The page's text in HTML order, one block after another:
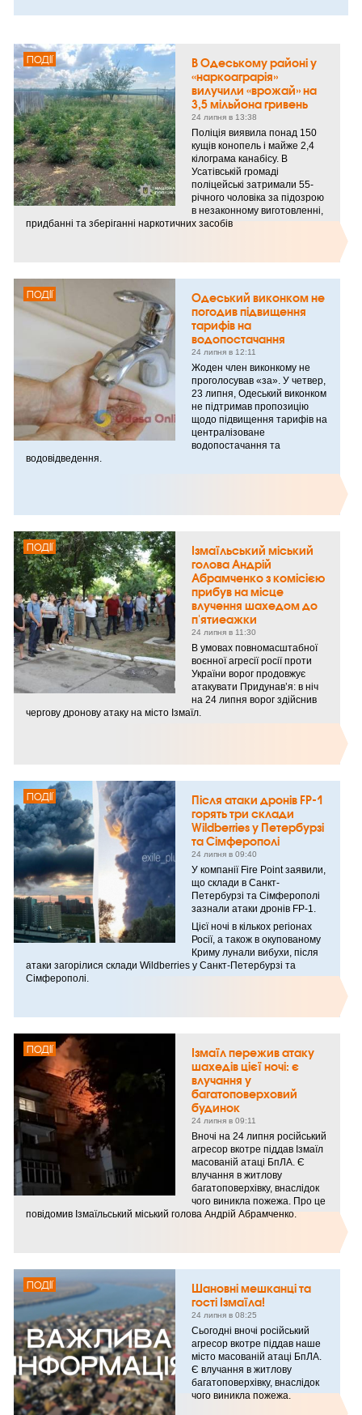
ПОДІЇ
В Одеському районі у
«наркоаграрія»
вилучили «врожай» на
3,5 мільйона гривень
24 липня в 13:38
Поліція виявила понад 150
кущів конопель і майже 2,4
кілограма канабісу. В
Усатівській громаді
поліцейські затримали 55-
річного чоловіка за підозрою
в незаконному виготовленні,
придбанні та зберіганні наркотичних засобів
ПОДІЇ
Одеський виконком не
погодив підвищення
тарифів на
водопостачання
24 липня в 12:11
Жоден член виконкому не
проголосував «за». У четвер,
23 липня, Одеський виконком
не підтримав пропозицію
щодо підвищення тарифів на
централізоване
водопостачання та
водовідведення.
ПОДІЇ
Ізмаїльський міський
голова Андрій
Абрамченко з комісією
прибув на місце
влучення шахедом до
п'ятиеажки
24 липня в 11:30
В умовах повномасштабної
воєнної агресії росії проти
України ворог продовжує
атакувати Придунав’я: в ніч
на 24 липня ворог здійснив
чергову дронову атаку на місто Ізмаїл.
ПОДІЇ
Після атаки дронів FP-1
горять три склади
Wildberries у Петербурзі
та Сімферополі
24 липня в 09:40
У компанії Fire Point заявили,
що склади в Санкт-
Петербурзі та Сімферополі
зазнали атаки дронів FP-1.
Цієї ночі в кількох регіонах
Росії, а також в окупованому
Криму лунали вибухи, після
атаки загорілися склади Wildberries у Санкт-Петербурзі та
Сімферополі.
ПОДІЇ
Ізмаїл пережив атаку
шахедів цієї ночі: є
влучання у
багатоповерховий
будинок
24 липня в 09:11
Вночі на 24 липня російський
агресор вкотре піддав Ізмаїл
масованій атаці БпЛА. Є
влучання в житлову
багатоповерхівку, внаслідок
чого виникла пожежа. Про це
повідомив Ізмаїльський міський голова Андрій Абрамченко.
ПОДІЇ
Шановні мешканці та
гості Ізмаїла!
24 липня в 08:25
Сьогодні вночі російський
агресор вкотре піддав наше
місто масованій атаці БпЛА.
Є влучання в житлову
багатоповерхівку, внаслідок
чого виникла пожежа.